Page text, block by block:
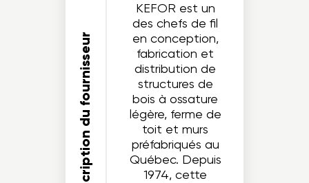
Description du fournisseur
KEFOR est un
des chefs de fil
en conception,
fabrication et
distribution de
structures de
bois à ossature
légère, ferme de
toit et murs
préfabriqués au
Québec. Depuis
1974, cette